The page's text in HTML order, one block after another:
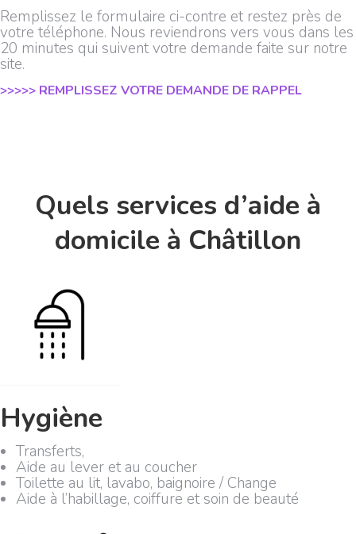
Remplissez le formulaire ci-contre et restez près de
votre téléphone. Nous reviendrons vers vous dans les
20 minutes qui suivent votre demande faite sur notre
site.
>>>>> REMPLISSEZ VOTRE DEMANDE DE RAPPEL
Quels services d’aide à
domicile à Châtillon
Hygiène
Transferts,
Aide au lever et au coucher
Toilette au lit, lavabo, baignoire / Change
Aide à l’habillage, coiffure et soin de beauté